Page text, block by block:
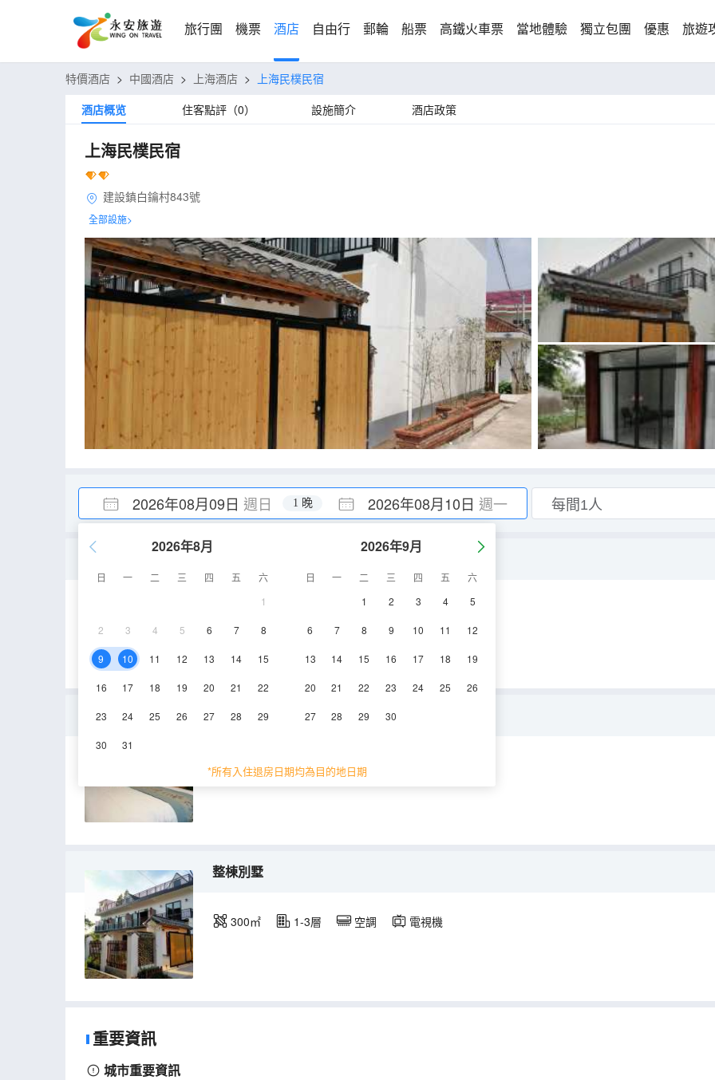
旅行團 機票 酒店 自由行 郵輪 船票 高鐵火車票 當地體驗 獨立包團 優惠 旅遊
特價酒店 > 中國酒店 > 上海酒店 >
上海民樸民宿
酒店概览
住客點評（0） 設施簡介 酒店政策
上海民樸民宿
建設鎮白鑰村843號
全部設施>
2026年08月09日 週日 2026年08月10日 週一
1 晚
2026年8月
日 一 二 三 四 五
六
1
2 3 4 5 6 7 8
9 10 11 12 13 14 15
16 17 18 19 20 21 22
23 24 25 26 27 28 29
30 31
2026年9月
日 一 二 三 四 五
六
1
2 3 4 5
6 7 8 9 10 11 12
13 14 15 16 17 18 19
20 21 22 23 24 25 26
27 28 29 30
*所有入住退房日期均為目的地日期
電視機
雙床房
28㎡ 1層 空調
整棟別墅
300㎡ 1-3層 空調 電視機
重要資訊
城市重要資訊